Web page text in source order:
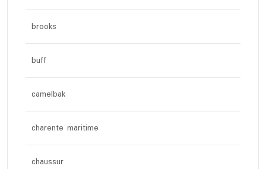
brooks
buff
camelbak
charente maritime
chaussur